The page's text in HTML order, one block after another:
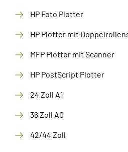
HP Foto Plotter
HP Plotter mit
MFP Plotter mit Scanner
HP PostScript Plotter
24 Zoll A1
36 Zoll A0
42/44 Zoll